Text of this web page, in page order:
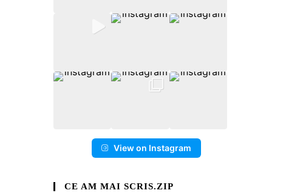
View on Instagram
CE AM MAI SCRIS.ZIP